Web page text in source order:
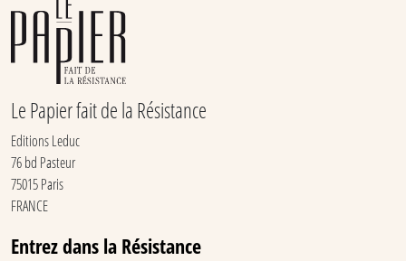
Le Papier fait de la Résistance
Editions Leduc
76 bd Pasteur
75015 Paris
FRANCE
Entrez dans la Résistance